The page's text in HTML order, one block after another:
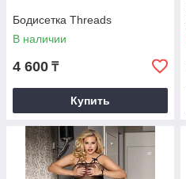
Бодисетка Threads
В наличии
4 600 ₸
Купить